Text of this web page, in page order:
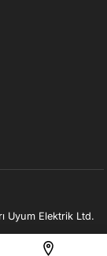
Uyum Elektrik Ltd.